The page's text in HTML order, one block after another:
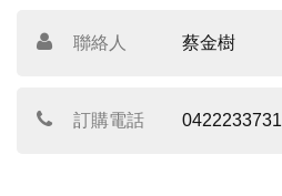
聯絡人 蔡金樹
訂購電話 0422233731